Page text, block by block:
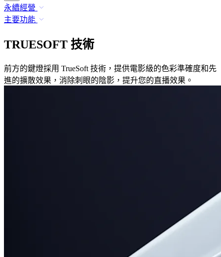
永續經營
主要功能
TRUESOFT 技術
前方的鍵燈採用 TrueSoft 技術，提供電影級的色彩準確度和先
進的擴散效果，消除刺眼的陰影，提升您的直播效果。